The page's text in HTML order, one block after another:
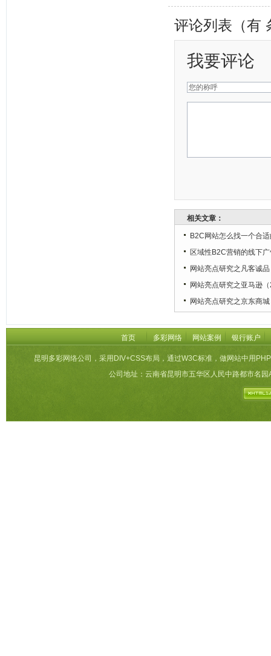
评论列表（有
我要评论
相关文章：
B2C网站怎么找一个合
区域性B2C营销的线下
网站亮点研究之凡客诚
网站亮点研究之亚马逊
网站亮点研究之京东商
首页 多彩网络 网站案例 银行账户
昆明多彩网络公司，采用DIV+CSS布局，通过W3C标准，做网站中用
公司地址：云南省昆明市五华区人民中路都市名